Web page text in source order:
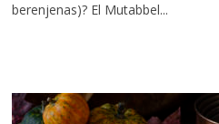
berenjenas)? El Mutabbel...